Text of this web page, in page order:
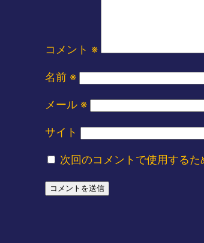
コメント ※
名前 ※
メール ※
サイト
次回のコメントで使用する